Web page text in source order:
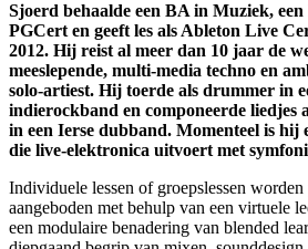
Sjoerd behaalde een BA in Muziek,
PGCert en geeft les als Ableton Live
2012. Hij reist al meer dan 10 jaar de
meeslepende, multi-media techno en
solo-artiest. Hij toerde als drummer in
indierockband en componeerde liedjes
in een Ierse dubband. Momenteel is hij
die live-elektronica uitvoert met
Individuele lessen of groepslessen
aangeboden met behulp van een virtuele
een modulaire benadering van blended